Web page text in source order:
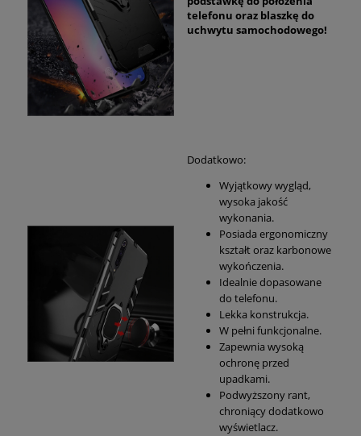
telefonu oraz blaszkę do
uchwytu samochodowego!
Dodatkowo:
Wyjątkowy wygląd,
wysoka jakość
wykonania.
Posiada ergonomiczny
kształt oraz karbonowe
wykończenia.
Idealnie dopasowane
do telefonu.
Lekka konstrukcja.
W pełni funkcjonalne.
Zapewnia wysoką
ochronę przed
upadkami.
Podwyższony rant,
chroniący dodatkowo
wyświetlacz.